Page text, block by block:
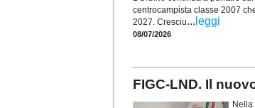
centrocampista classe 2007
2027. Cresciu... leggi
08/07/2026
FIGC-LND. Il